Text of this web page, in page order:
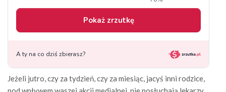
Jeżeli jutro, czy za tydzień, czy za miesiąc, jacyś inni rodzice,